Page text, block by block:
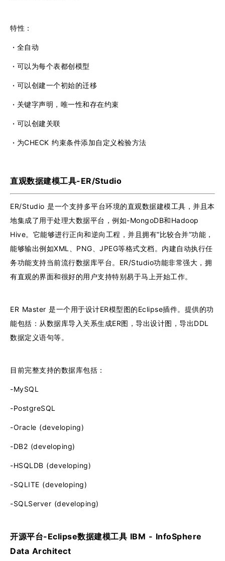
特性：
· 全自动
· 可以为每个表都创模型
· 可以创建一个初始的迁移
· 关键字声明，唯一性和存在约束
· 可以创建关联
· 为CHECK 约束条件添加自定义检验方法
直观数据建模工具-ER/Studio
ER/Studio 是一个支持多平台环境的直观数据建模工具，并且本
地集成了用于处理大数据平台，例如-MongoDB和Hadoop
Hive。它能够进行正向和逆向工程，并且拥有“比较合并”功能，
能够输出例如XML、PNG、JPEG等格式文档。内建自动执行任
务功能支持当前流行数据库平台。ER/Studio功能非常强大，拥
有直观的界面和很好的用户支持特别易于马上开始工作。
ER Master 是一个用于设计ER模型图的Eclipse插件。提供的功
能包括：从数据库导入关系生成ER图，导出设计图，导出DDL
数据定义语句等。
目前完整支持的数据库包括：
-MySQL
-PostgreSQL
-Oracle (developing)
-DB2 (developing)
-HSQLDB (developing)
-SQLITE (developing)
-SQLServer (developing)
开源平台-Eclipse数据建模工具 IBM - InfoSphere
Data Architect